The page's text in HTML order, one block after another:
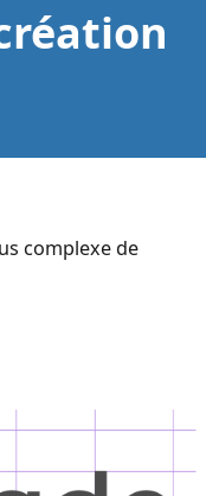
complexe de